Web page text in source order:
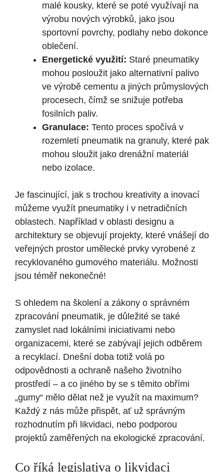
malé kousky, které se poté využívají na
výrobu nových výrobků, jako jsou
sportovní povrchy, podlahy nebo dokonce
oblečení.
Energetické využití: Staré pneumatiky
mohou posloužit jako alternativní palivo
ve výrobě cementu a jiných průmyslových
procesech, čímž se snižuje potřeba
fosilních paliv.
Granulace: Tento proces spočívá v
rozemletí pneumatik na granuly, které pak
mohou sloužit jako drenážní materiál
nebo izolace.
Je fascinující, jak s trochou kreativity a inovací
můžeme využít pneumatiky i v netradičních
oblastech. Například v oblasti designu a
architektury se objevují projekty, které vnášejí do
veřejných prostor umělecké prvky vyrobené z
recyklovaného gumového materiálu. Možnosti
jsou téměř nekonečné!
S ohledem na školení a zákony o správném
zpracování pneumatik, je důležité se také
zamyslet nad lokálními iniciativami nebo
organizacemi, které se zabývají jejich odběrem
a recyklací. Dnešní doba totiž volá po
odpovědnosti a ochraně našeho životního
prostředí – a co jiného by se s těmito obřími
„gumy“ mělo dělat než je využít na maximum?
Každý z nás může přispět, ať už správným
rozhodnutím při likvidaci, nebo podporou
projektů zaměřených na ekologické zpracování.
Co říká legislativa o likvidaci